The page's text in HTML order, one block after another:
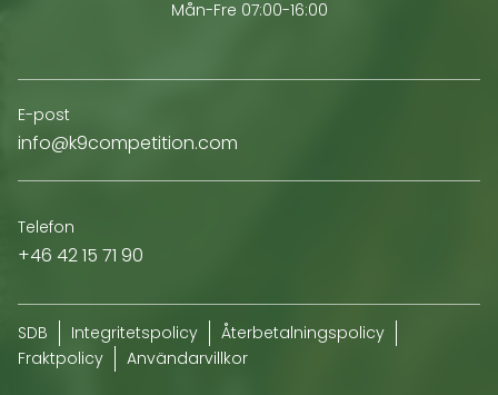
Mån-Fre 07:00-16:00
E-post
info@k9competition.com
Telefon
+46 42 15 71 90
SDB Integritetspolicy
Återbetalningspolicy
Fraktpolicy
Användarvillkor